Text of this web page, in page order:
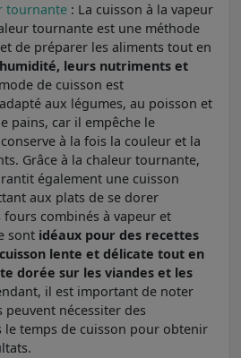
tournante : La cuisson à la vapeur
tournante est une méthode
de préparer les aliments tout en
leurs nutriments et
de cuisson est
aux légumes, au poisson et
pains, car il empêche le
à la fois la couleur et la
Grâce à la chaleur tournante,
également une cuisson
aux plats de se dorer
combinés à vapeur et
sont idéaux pour des recettes
lente et délicate tout en
dorée sur les viandes et les
il est important de noter
peuvent nécessiter des
le temps de cuisson pour obtenir